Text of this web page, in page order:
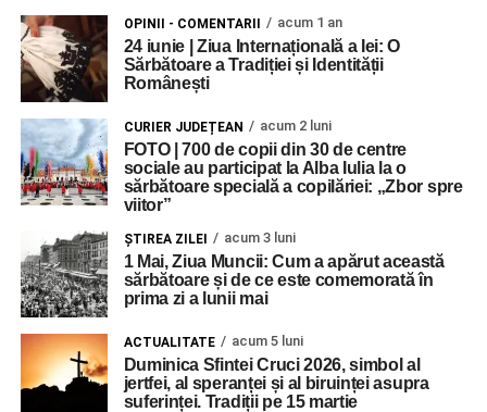
OPINII - COMENTARII acum 1 an
24 iunie | Ziua Internațională a Iei: O
Sărbătoare a Tradiției și Identității
Românești
CURIER JUDEȚEAN acum 2 luni
FOTO | 700 de copii din 30 de centre
sociale au participat la Alba Iulia la o
sărbătoare specială a copilăriei: „Zbor spre
viitor”
ŞTIREA ZILEI acum 3 luni
1 Mai, Ziua Muncii: Cum a apărut această
sărbătoare și de ce este comemorată în
prima zi a lunii mai
ACTUALITATE acum 5 luni
Duminica Sfintei Cruci 2026, simbol al
jertfei, al speranței și al biruinței asupra
suferinței. Tradiții pe 15 martie